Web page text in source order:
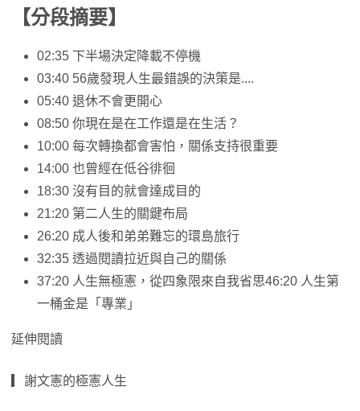
【分段摘要】
02:35 下半場決定降載不停機
03:40 56歲發現人生最錯誤的決策是....
05:40 退休不會更開心
08:50 你現在是在工作還是在生活？
10:00 每次轉換都會害怕，關係支持很重要
14:00 也曾經在低谷徘徊
18:30 沒有目的就會達成目的
21:20 第二人生的關鍵布局
26:20 成人後和弟弟難忘的環島旅行
32:35 透過閱讀拉近與自己的關係
37:20 人生無極憲，從四象限來自我省思46:20 人生第
一桶金是「專業」
延伸閱讀
▎謝文憲的極憲人生